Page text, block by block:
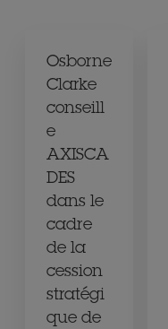
Osborne
Clarke
conseill
e
AXISCA
DES
dans le
cadre
de la
cession
stratégi
que de